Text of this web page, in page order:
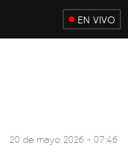
EN VIVO
20 de mayo 2026 - 07:46